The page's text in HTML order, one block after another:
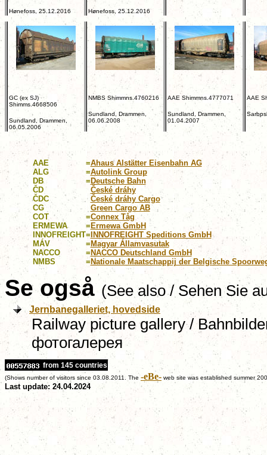
Hønefoss, 25.12.2016 Hønefoss, 25.12.2016
GC (ex SJ)
Shimms.4668506
Sundland, Drammen,
06.05.2006
NMBS Shimmns.4760216
Sundland, Drammen,
06.06.2008
AAE Shimmns.4777071
Sundland, Drammen,
01.04.2007
AAE
AAE =Ahaus Alstätter Eisenbahn AG
ALG
=Autolink Group
DB
= Deutsche Bahn
ČD
České dráhy
ČDC
České dráhy Cargo
CG
Green Cargo AB
COT
=Connex Tåg
ERMEWA
= Ermewa GmbH
INNOFREIGHT= INNOFREIGHT Speditions GmbH
MÁV
= Magyar Államvasutak
NACCO
= NACCO Deutschland GmbH
NMBS
= Nationale Maatschappij der Belgische
Se også (See also / Sehen Sie
Jernbanegalleriet, hovedside
Railway picture gallery /
фотогалерея
from 145 countries
(Shows number of visitors since 03.08.2011. The -eBe- web site was established summer
Last update: 24.04.2024